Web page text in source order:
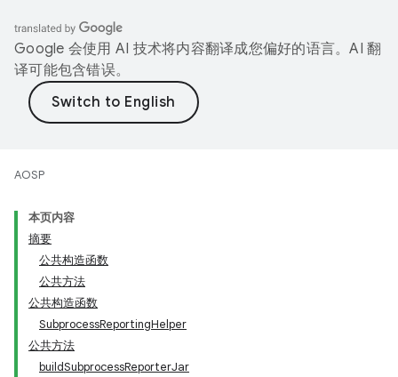
Google 会使用 AI 技术将内容翻译成您偏好的语言。AI 翻
译可能包含错误。
AOSP
本页内容
摘要
公共构造函数
公共方法
公共构造函数
SubprocessReportingHelper
公共方法
buildSubprocessReporterJar